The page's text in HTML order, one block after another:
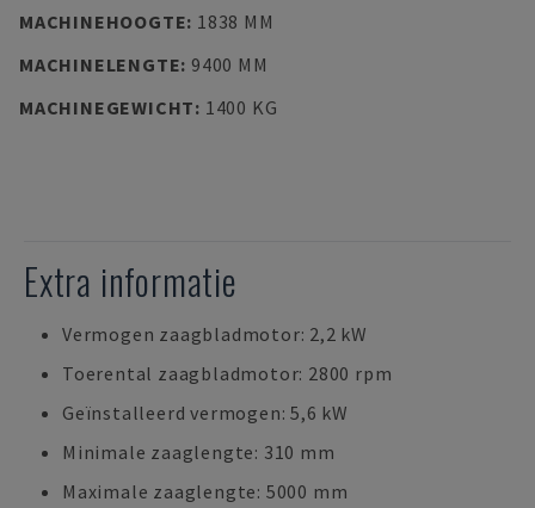
MACHINEHOOGTE: 1838 MM
MACHINELENGTE: 9400 MM
MACHINEGEWICHT: 1400 KG
Extra informatie
Vermogen zaagbladmotor: 2,2 kW
Toerental zaagbladmotor: 2800 rpm
Geïnstalleerd vermogen: 5,6 kW
Minimale zaaglengte: 310 mm
Maximale zaaglengte: 5000 mm